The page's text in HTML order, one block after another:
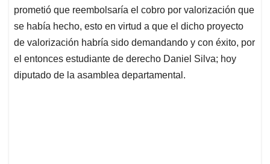
prometió que reembolsaría el cobro por valorización que
se había hecho, esto en virtud a que el dicho proyecto
de valorización habría sido demandando y con éxito, por
el entonces estudiante de derecho Daniel Silva; hoy
diputado de la asamblea departamental.